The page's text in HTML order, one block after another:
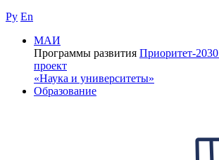
Ру En
МАИ
Программы развития Приоритет-2030
проект
«Наука и университеты»
Образование